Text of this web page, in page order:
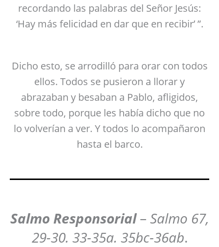
recordando las palabras del Señor Jesús:
‘Hay más felicidad en dar que en recibir’ ”.
Dicho esto, se arrodilló para orar con todos
ellos. Todos se pusieron a llorar y
abrazaban y besaban a Pablo, afligidos,
sobre todo, porque les había dicho que no
lo volverían a ver. Y todos lo acompañaron
hasta el barco.
Salmo Responsorial – Salmo 67,
29-30. 33-35a. 35bc-36ab.